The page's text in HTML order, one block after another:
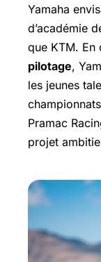
Yamaha
d’académie
que KTM. En
pilotage,
les jeunes
Pramac
projet